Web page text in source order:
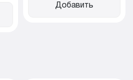
Добавить